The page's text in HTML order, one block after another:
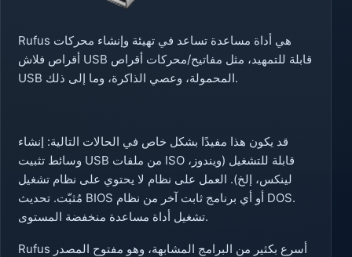
Rufus هي أداة مساعدة تساعد في تهيئة وإنشاء محركات
أقراص فلاش USB قابلة للتمهيد، مثل مفاتيح/محركات أقراص
USB المحمولة، وعصي الذاكرة، وما إلى ذلك.
قد يكون هذا مفيدًا بشكل خاص في الحالات التالية: إنشاء
وسائط تثبيت USB من ملفات ISO قابلة للتشغيل (ويندوز،
لينكس، إلخ). العمل على نظام لا يحتوي على نظام تشغيل
مُثبّت. تحديث BIOS أو أي برنامج ثابت آخر من نظام DOS.
تشغيل أداة مساعدة منخفضة المستوى.
Rufus أسرع بكثير من البرامج المشابهة، وهو مفتوح المصدر